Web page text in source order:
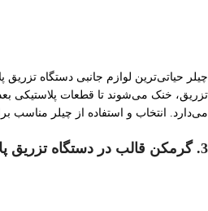
چیلر حیاتی‌ترین لوازم جانبی دستگاه
تزریق، خنک می‌شوند تا قطعات پلاستیکی
می‌دارد. انتخاب و استفاده از چیلر مناسب
3. گرمکن قالب در دستگاه‌ تزریق پلاستیک: